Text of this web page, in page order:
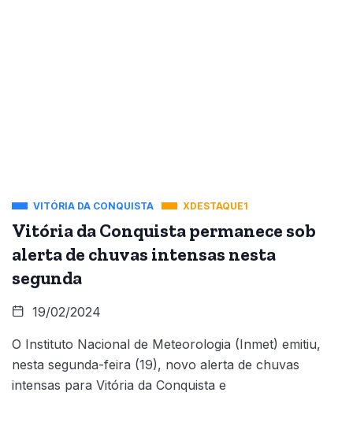
VITÓRIA DA CONQUISTA XDESTAQUE1
Vitória da Conquista permanece sob
alerta de chuvas intensas nesta
segunda
19/02/2024
O Instituto Nacional de Meteorologia (Inmet) emitiu,
nesta segunda-feira (19), novo alerta de chuvas
intensas para Vitória da Conquista e